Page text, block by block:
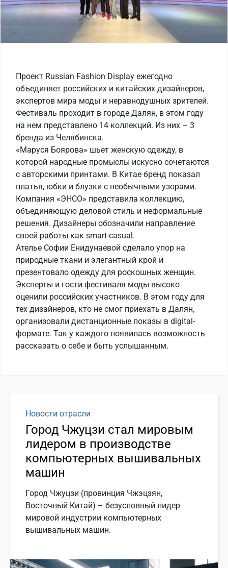
Проект Russian Fashion Display ежегодно
объединяет российских и китайских дизайнеров,
экспертов мира моды и неравнодушных зрителей.
Фестиваль проходит в городе Далян, в этом году
на нем представлено 14 коллекций. Из них – 3
бренда из Челябинска.
«Маруся Боярова» шьет женскую одежду, в
которой народные промыслы искусно сочетаются
с авторскими принтами. В Китае бренд показал
платья, юбки и блузки с необычными узорами.
Компания «ЭНСО» представила коллекцию,
объединяющую деловой стиль и неформальные
решения. Дизайнеры обозначили направление
своей работы как smart-casual.
Ателье Софии Енидунаевой сделало упор на
природные ткани и элегантный крой и
презентовало одежду для роскошных женщин.
Эксперты и гости фестиваля моды высоко
оценили российских участников. В этом году для
тех дизайнеров, кто не смог приехать в Далян,
организовали дистанционные показы в digital-
формате. Так у каждого появилась возможность
рассказать о себе и быть услышанным.
Новости отрасли
Город Чжуцзи стал мировым
лидером в производстве
компьютерных вышивальных
машин
Город Чжуцзи (провинция Чжэцзян,
Восточный Китай) – безусловный лидер
мировой индустрии компьютерных
вышивальных машин.